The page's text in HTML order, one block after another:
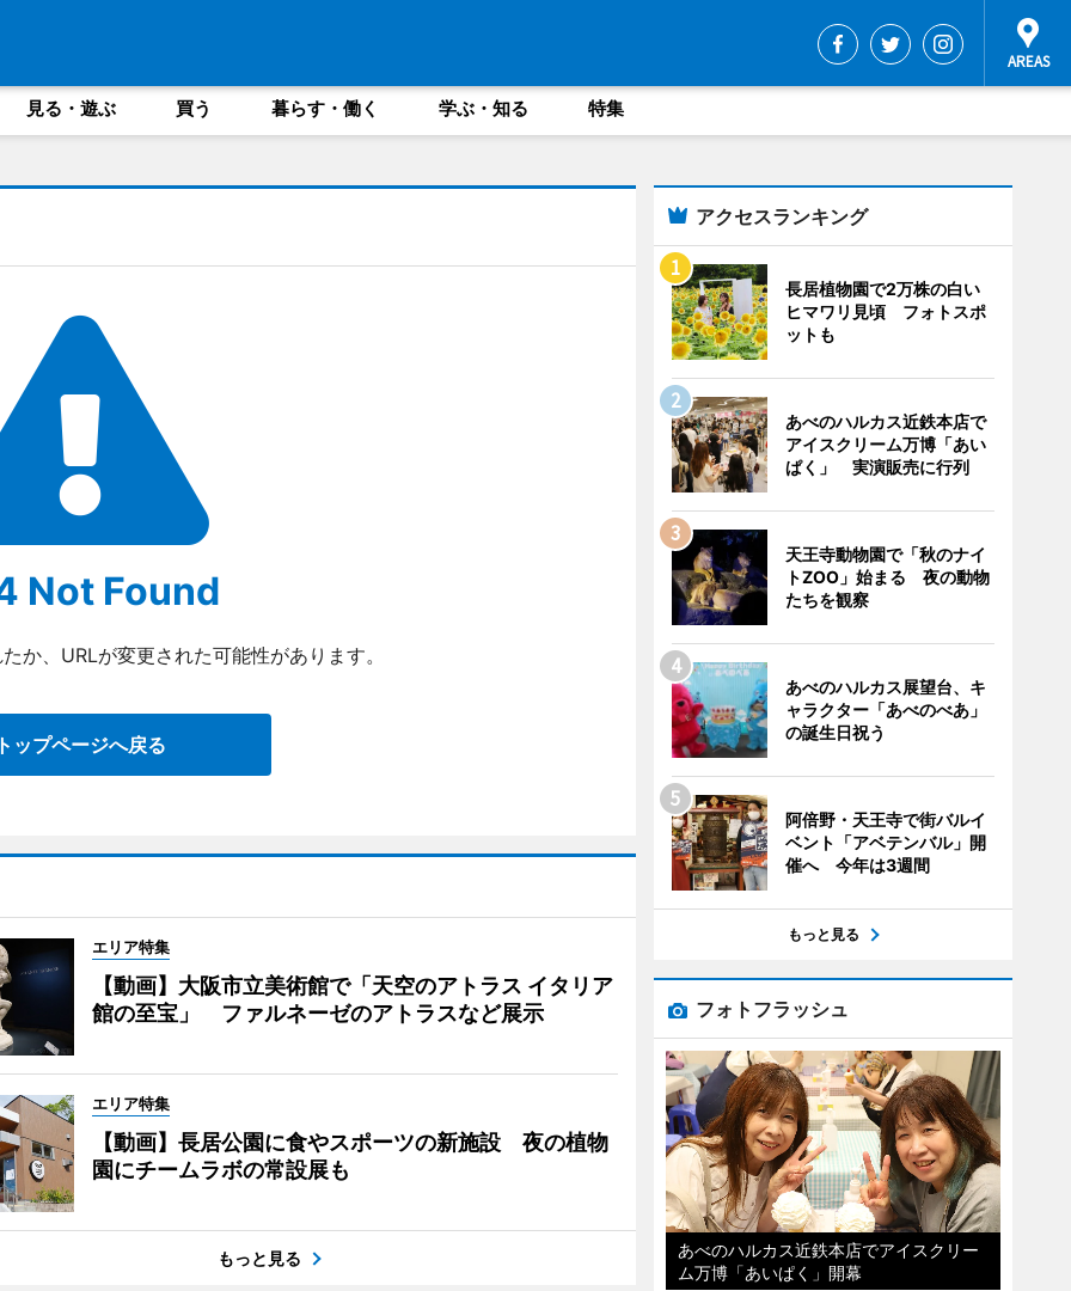
見る・遊ぶ 買う 暮らす・働く 学ぶ・知る 特集
Not Found
か、URLが変更された可能性があります。
ップページへ戻る
エリア特集
【動画】大阪市立美術館で「天空のアトラス イタリア
館の至宝」 ファルネーゼのアトラスなど展示
エリア特集
【動画】長居公園に食やスポーツの新施設 夜の植物
園にチームラボの常設展も
もっと見る
アクセスランキング
長居植物園で2万株の白い
ヒマワリ見頃 フォトスポ
ットも
あべのハルカス近鉄本店で
アイスクリーム万博「あい
ぱく」 実演販売に行列
天王寺動物園で「秋のナイ
トZOO」始まる 夜の動物
たちを観察
あべのハルカス展望台、キ
ャラクター「あべのべあ」
の誕生日祝う
阿倍野・天王寺で街バルイ
ベント「アベテンバル」開
催へ 今年は3週間
もっと見る
フォトフラッシュ
あべのハルカス近鉄本店でアイスクリー
ム万博「あいぱく」開幕